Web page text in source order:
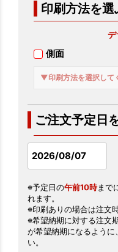
印刷方法を選
側面
▼印刷方法を選択して
ご注文予定日
※予定日の午前10時まで
れます。
※印刷ありの場合は注文
※希望納期に対する注文
が希望納期になるように
い。